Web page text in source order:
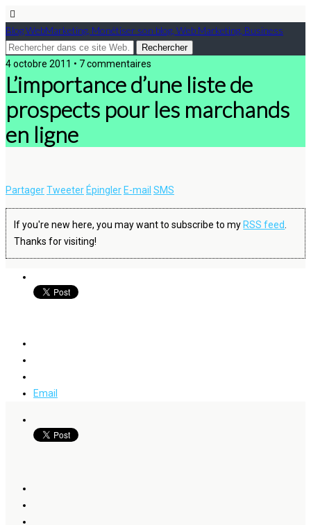
Blog WebMarketing, Monétiser son blog, Web Marketing, Business
4 octobre 2011 • 7 commentaires
L’importance d’une liste de
prospects pour les marchands
en ligne
PartagerTweeter Épingler E-mail SMS
If you're new here, you may want to subscribe to my RSS feed.
Thanks for visiting!
Email